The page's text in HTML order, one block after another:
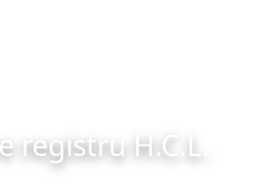
registru H.C.L.